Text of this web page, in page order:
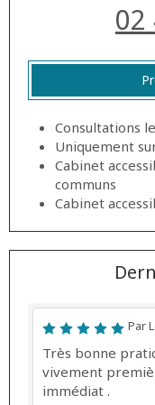
02
Consultations
Uniquement
Cabinet
communs
Cabinet
Par
Très bonne
vivement
immédiat .